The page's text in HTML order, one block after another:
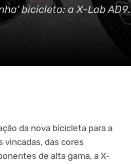
bicicleta: a X-Lab AD9.
da nova bicicleta para a
vincadas, das cores
de alta gama, a X-